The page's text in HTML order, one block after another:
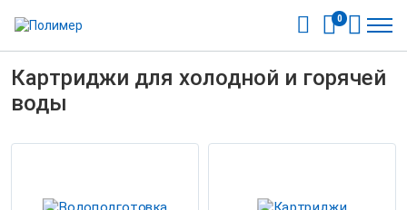
0
Картриджи для холодной и горячей
воды